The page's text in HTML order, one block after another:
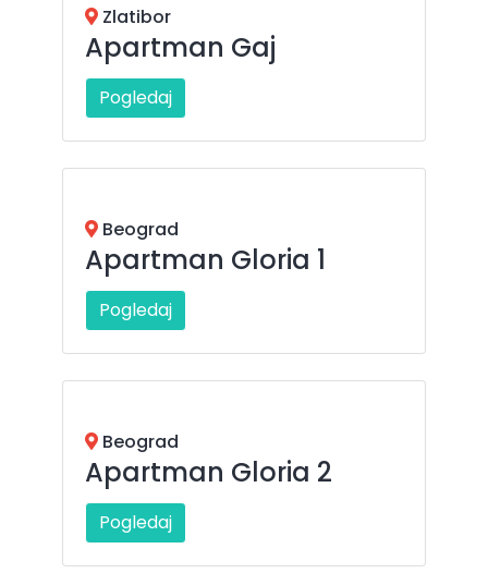
Zlatibor
Apartman Gaj
Pogledaj
Beograd
Apartman Gloria 1
Pogledaj
Beograd
Apartman Gloria 2
Pogledaj